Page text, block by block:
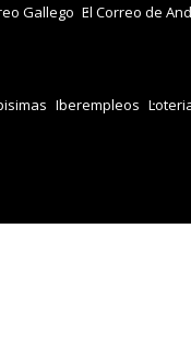
Gallego El Correo de
Iberempleos